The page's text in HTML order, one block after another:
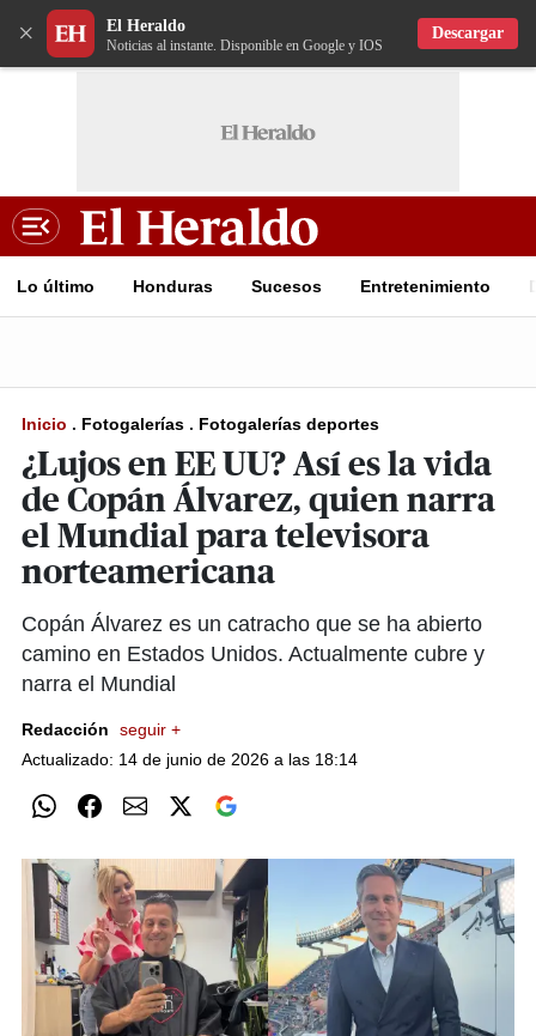
× El Heraldo
Noticias al instante. Disponible en Google y IOS
Descargar
Lo último Honduras Sucesos Entretenimiento
Inicio . Fotogalerías . Fotogalerías deportes
¿Lujos en EE UU? Así es la vida
de Copán Álvarez, quien narra
el Mundial para televisora
norteamericana
Copán Álvarez es un catracho que se ha abierto
camino en Estados Unidos. Actualmente cubre y
narra el Mundial
Redacción
seguir +
Actualizado: 14 de junio de 2026 a las 18:14